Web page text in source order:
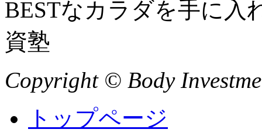
BESTなカラダを手に入
資塾
Copyright © Body
トップページ